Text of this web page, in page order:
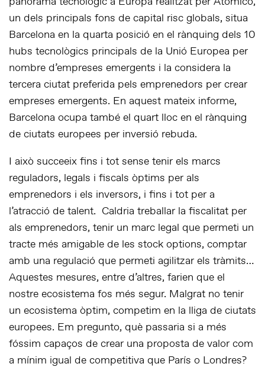
un dels principals fons de capital risc globals, situa
Barcelona en la quarta posició en el rànquing dels 10
hubs tecnològics principals de la Unió Europea per
nombre d’empreses emergents i la considera la
tercera ciutat preferida pels emprenedors per crear
empreses emergents. En aquest mateix informe,
Barcelona ocupa també el quart lloc en el rànquing
de ciutats europees per inversió rebuda.
I això succeeix fins i tot sense tenir els marcs
reguladors, legals i fiscals òptims per als
emprenedors i els inversors, i fins i tot per a
l’atracció de talent. Caldria treballar la fiscalitat per
als emprenedors, tenir un marc legal que permeti un
tracte més amigable de les stock options, comptar
amb una regulació que permeti agilitzar els tràmits…
Aquestes mesures, entre d’altres, farien que el
nostre ecosistema fos més segur. Malgrat no tenir
un ecosistema òptim, competim en la lliga de ciutats
europees. Em pregunto, què passaria si a més
fóssim capaços de crear una proposta de valor com
a mínim igual de competitiva que París o Londres?